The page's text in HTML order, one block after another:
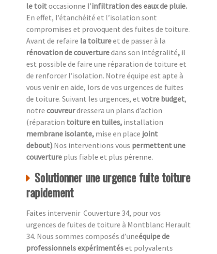
le toitoccasionne l’infiltration des eaux de pluie.
En effet, l’étanchéité et l’isolation sont
compromises et provoquent des fuites de toiture.
Avant de refaire la toitureet de passer à la
rénovation de couverturedans son intégralité, il
est possible de faire une réparation de toiture et
de renforcer l’isolation. Notre équipe est apte à
vous venir en aide, lors de vos urgences de fuites
de toiture. Suivant les urgences, et votre budget,
notre couvreurdressera un plans d’action
(réparation toiture en tuiles, installation
membrane isolante, mise en place joint
debout).Nos interventions vous permettent une
couverture plus fiable et plus pérenne.
Solutionner une urgence fuite toiture
rapidement
Faites intervenir Couverture 34, pour vos
urgences de fuites de toiture à Montblanc Herault
34. Nous sommes composés d’uneéquipe de
professionnels expérimentéset polyvalents